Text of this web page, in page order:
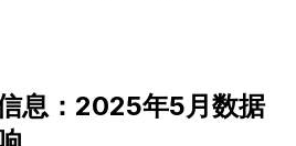
息：2025年5月数据